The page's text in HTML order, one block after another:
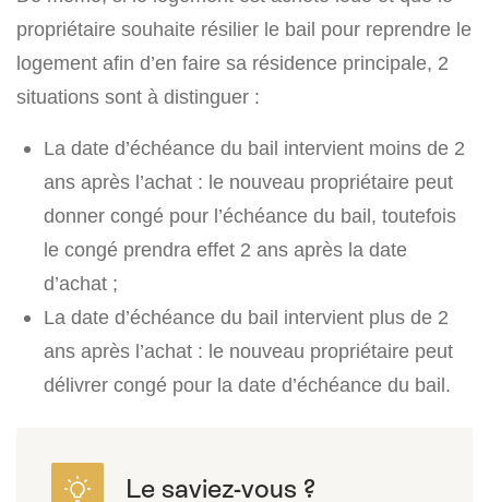
propriétaire souhaite résilier le bail pour reprendre le
logement afin d’en faire sa résidence principale, 2
situations sont à distinguer :
La date d’échéance du bail intervient moins de 2
ans après l’achat : le nouveau propriétaire peut
donner congé pour l’échéance du bail, toutefois
le congé prendra effet 2 ans après la date
d’achat ;
La date d’échéance du bail intervient plus de 2
ans après l’achat : le nouveau propriétaire peut
délivrer congé pour la date d’échéance du bail.